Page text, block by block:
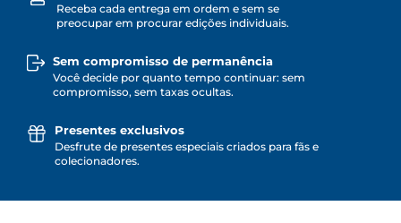
Receba cada entrega em ordem e sem se
preocupar em procurar edições individuais.
Sem compromisso de permanência
Você decide por quanto tempo continuar: sem
compromisso, sem taxas ocultas.
Presentes exclusivos
Desfrute de presentes especiais criados para fãs e
colecionadores.